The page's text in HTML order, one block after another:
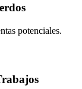
potenciales.